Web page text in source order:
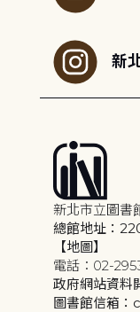
新
新北市立圖書
總館地址：
【地圖】
電話：02-
政府網站資料
圖書館信箱